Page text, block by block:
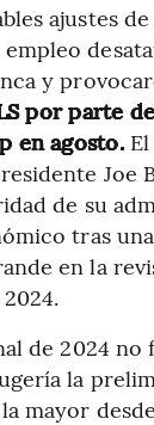
ajustes
empleo
y
por parte
en agosto.
Joe
de su
tras
en la
de 2024
la
mayor